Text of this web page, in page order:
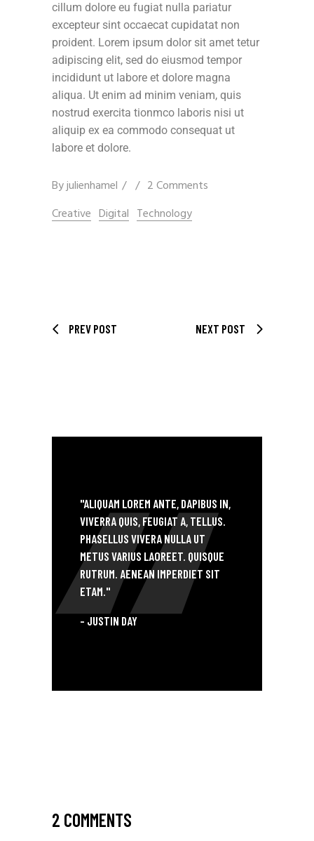
cillum dolore eu fugiat nulla pariatur
excepteur sint occaecat cupidatat non
proident. Lorem ipsum dolor sit amet tetur
adipiscing elit, sed do eiusmod tempor
incididunt ut labore et dolore magna
aliqua. Ut enim ad minim veniam, quis
nostrud exercita tionmco laboris nisi ut
aliquip ex ea commodo consequat ut
labore et dolore.
Byjulienhamel
2 Comments
Creative Digital Technology
PREV POST NEXT POST
"ALIQUAM LOREM ANTE, DAPIBUS IN,
VIVERRA QUIS, FEUGIAT A, TELLUS.
PHASELLUS VIVERA NULLA UT
METUS VARIUS LAOREET. QUISQUE
RUTRUM. AENEAN IMPERDIET SIT
ETAM."
- JUSTIN DAY
2 COMMENTS